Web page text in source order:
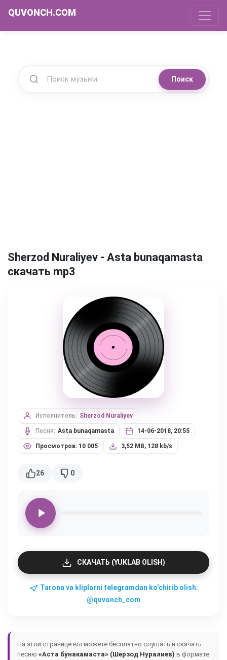
QUVONCH.COM
Поиск
Sherzod Nuraliyev - Asta bunaqamasta
скачать mp3
Исполнитель: Sherzod Nuraliyev
Песня: Asta bunaqamasta 14-06-2018, 20:55
Просмотров: 10 005 3,52 MB, 128 kb/s
26 0
СКАЧАТЬ (YUKLAB OLISH)
Tarona va kliplarni telegramdan ko'chirib olish:
@quvonch_com
На этой странице вы можете бесплатно слушать и скачать
песню «Аста бунакамаста» (Шерзод Нуралиев) в формате